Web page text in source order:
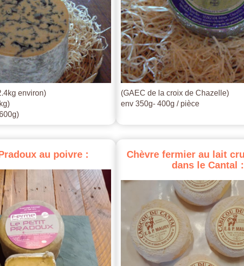
environ)
(GAEC de la croix de Chazelle)
env 350g- 400g / pièce
au poivre : Chèvre fermier au lait
dans le Cantal :